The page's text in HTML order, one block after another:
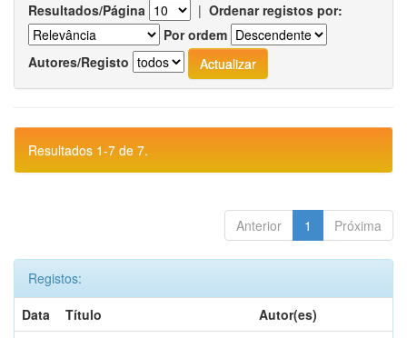
Resultados/Página | Ordenar registos por:
Por ordem
Autores/Registo
Resultados 1-7 de 7.
Anterior 1 Próxima
Registos:
Data
Título
Autor(es)